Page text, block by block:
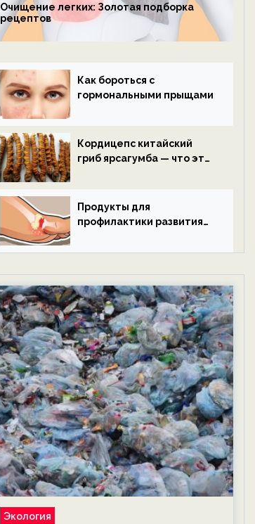
Очищение легких: Золотая подборка
рецептов
Как бороться с
гормональными прыщами
Кордицепс китайский
гриб ярсагумба — что это
Продукты для
профилактики развития
Экология